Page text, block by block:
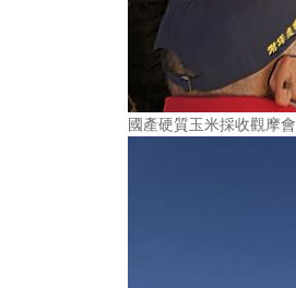
國產硬質玉米採收觀摩會